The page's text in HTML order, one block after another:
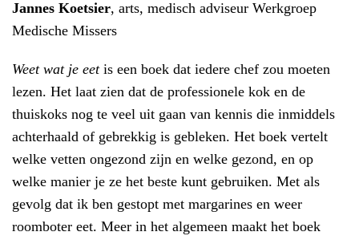
Jannes Koetsier, arts, medisch adviseur Werkgroep
Medische Missers
Weet wat je eetis een boek dat iedere chef zou moeten
lezen. Het laat zien dat de professionele kok en de
thuiskoks nog te veel uit gaan van kennis die inmiddels
achterhaald of gebrekkig is gebleken. Het boek vertelt
welke vetten ongezond zijn en welke gezond, en op
welke manier je ze het beste kunt gebruiken. Met als
gevolg dat ik ben gestopt met margarines en weer
roomboter eet. Meer in het algemeen maakt het boek